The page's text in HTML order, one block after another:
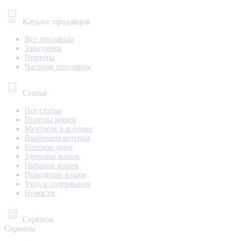
Каталог продавцов
Все продавцы
Заводчики
Приюты
Частные продавцы
Статьи
Все статьи
Породы кошек
Мечтаете о котенке
Выбираем котенка
Котенок дома
Здоровье кошек
Питание кошек
Поведение кошек
Уход и содержание
Новости
Сервисы
Сервисы